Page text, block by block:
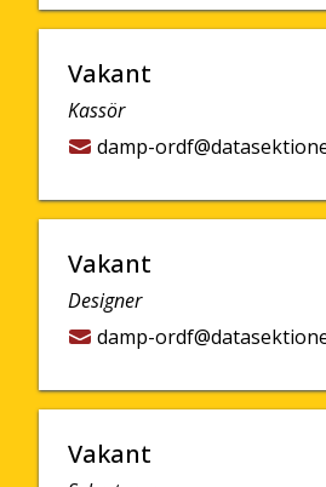
Vakant
Kassör
damp-
Vakant
Designer
damp-
Vakant